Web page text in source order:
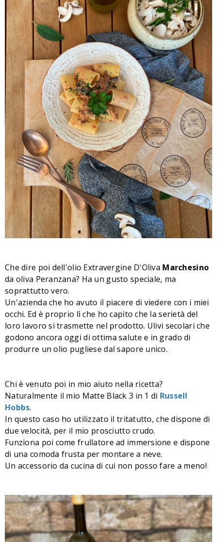
Che dire poi dell'olio Extravergine D'Oliva Marchesino
da oliva Peranzana? Ha un gusto speciale, ma
soprattutto vero.
Un'azienda che ho avuto il piacere di viedere con i miei
occhi. Ed è proprio lì che ho capito che la serietà del
loro lavoro si trasmette nel prodotto. Ulivi secolari che
godono ancora oggi di ottima salute e in grado di
produrre un olio pugliese dal sapore unico.
Chi è venuto poi in mio aiuto nella ricetta?
Naturalmente il mio Matte Black 3 in 1 di Russell
Hobbs.
In questo caso ho utilizzato il tritatutto, che dispone di
due velocità, per il mio prosciutto crudo.
Funziona poi come frullatore ad immersione e dispone
di una comoda frusta per montare a neve.
Un accessorio da cucina di cui non posso fare a meno!